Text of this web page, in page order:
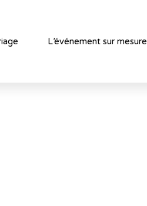
L’événement sur mesure